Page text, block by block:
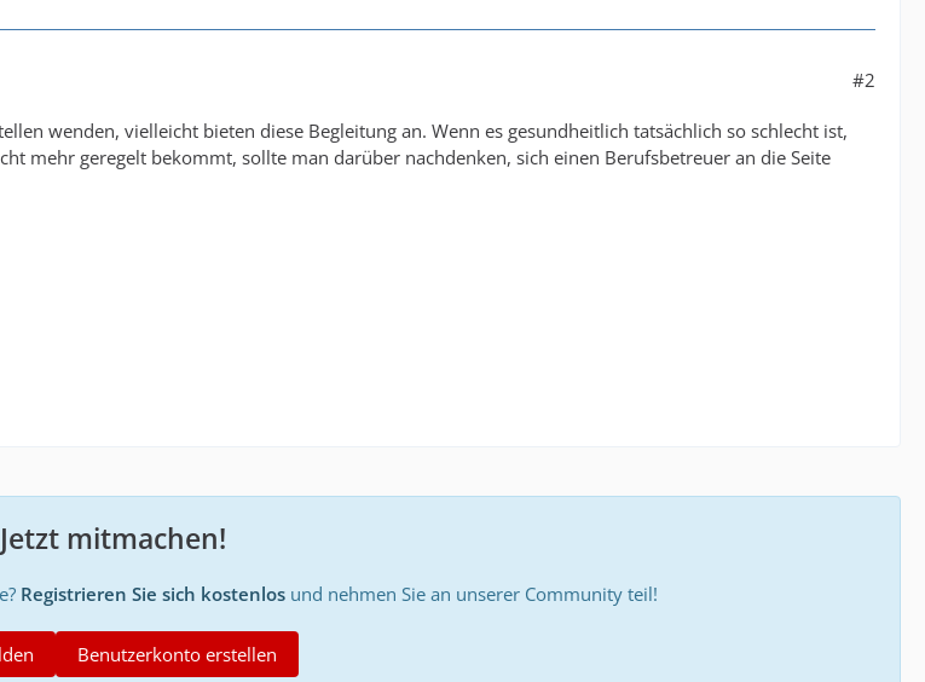
#2
wenden, vielleicht bieten diese Begleitung an. Wenn es gesundheitlich tatsächlich so schlecht ist,
mehr geregelt bekommt, sollte man darüber nachdenken, sich einen Berufsbetreuer an die Seite
Jetzt mitmachen!
Registrieren Sie sich kostenlosund nehmen Sie an unserer Community teil!
Benutzerkonto erstellen